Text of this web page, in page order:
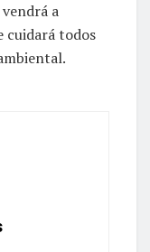
a
cuidará todos